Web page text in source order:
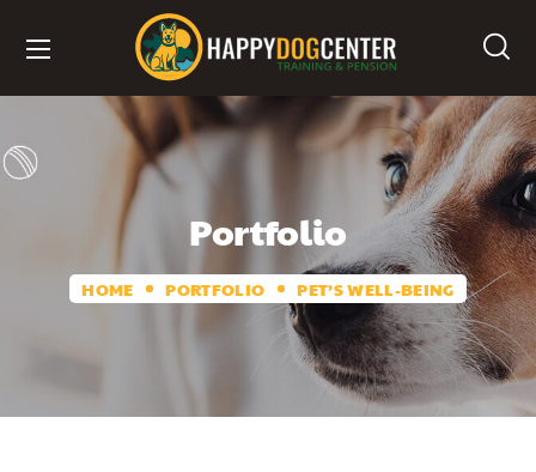
Portfolio
HOME PORTFOLIO PET’S WELL-BEING